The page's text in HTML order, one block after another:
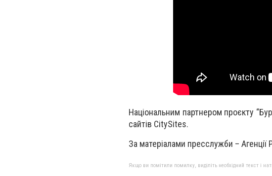
Національним партнером проєкту
сайтів CitySites.
За матеріалами пресслужби – Агенції
Якщо ви помітили помилку, виділіть необхідний текст і